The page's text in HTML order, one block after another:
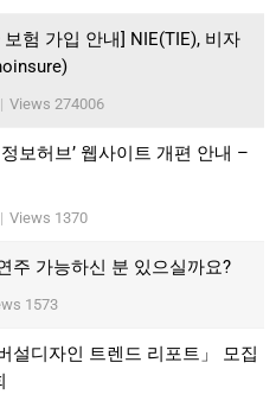
험 가입 안내] NIE(TIE), 비자
| Views 274006
보허브’ 웹사이트 개편 안내 –
| Views 1370
주 가능하신 분 있으실까요?
1573
설디자인 트렌드 리포트」 모집